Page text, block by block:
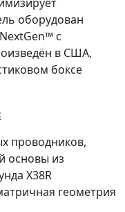
оборудован
с
в США,
боксе
проводников,
основы из
X38R
геометрия